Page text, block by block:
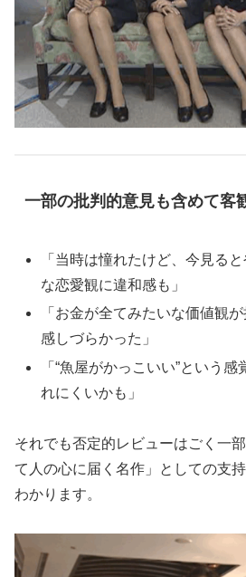
一部の批判的意見も含めて客
「当時は憧れたけど、今見る
な恋愛観に違和感も」
「お金が全てみたいな価値観
感しづらかった」
「“魚屋がかっこいい”という
れにくいかも」
それでも否定的レビューはごく一
て人の心に届く名作」としての支
わかります。